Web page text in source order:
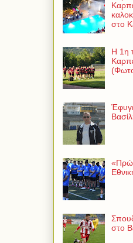
στο
Η 1η
στο